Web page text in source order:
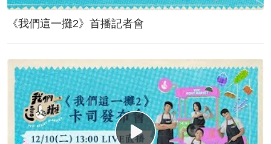
《我們這一攤2》首播記者會